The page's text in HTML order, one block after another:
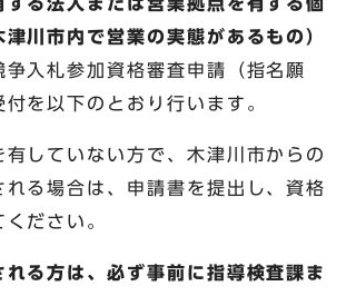
する法人または営業拠点を有する個
津川市内で営業の実態があるもの）
争入札参加資格審査申請（指名願
を以下のとおり行います。
有していない方で、木津川市からの
れる場合は、申請書を提出し、資格
ださい。
れる方は、必ず事前に指導検査課ま